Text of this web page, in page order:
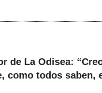
de La Odisea:
como todos saben,